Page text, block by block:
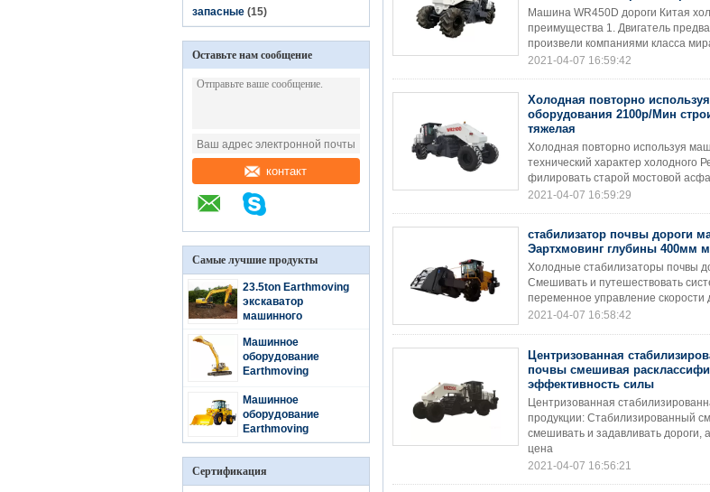
запасные (15)
Оставьте нам сообщение
контакт
Самые лучшие продукты
23.5ton Earthmoving
экскаватор
машинного
Машинное
оборудование
Earthmoving
XE260C
Машинное
оборудование
Earthmoving
затяжелителя колеса
LW400K
Сертификация
Машина WR450D дороги Китая
преимущества 1. Двигатель
произвели компаниями класса
2021-04-07 16:59:42
Холодная повторно
оборудования 2100р/Мин
тяжелая
Холодная повторно используя
технический характер холодного
филировать старой мостовой
2021-04-07 16:59:29
стабилизатор почвы дороги
Эартхмовинг глубины 400мм
Холодные стабилизаторы почвы
Смешивать и путешествовать
переменное управление скорости
2021-04-07 16:58:42
Центризованная
почвы смешивая
эффективность силы
Центризованная
продукции: Стабилизированный
смешивать и задавливать дороги,
цена
2021-04-07 16:56:21